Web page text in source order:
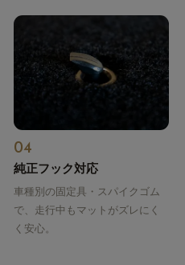
04
純正フック対応
車種別の固定具・スパイクゴム
で、走行中もマットがズレにく
く安心。